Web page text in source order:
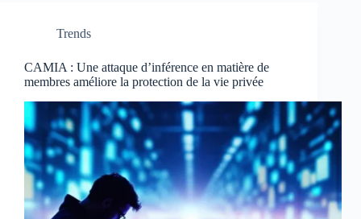
Trends
CAMIA : Une attaque d’inférence en matière de
membres améliore la protection de la vie privée